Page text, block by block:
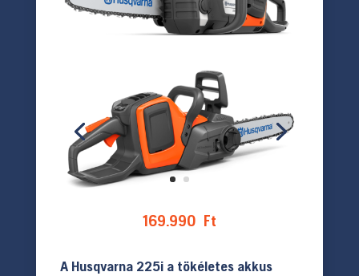
169.990 Ft
A Husqvarna 225i a tökéletes akkus